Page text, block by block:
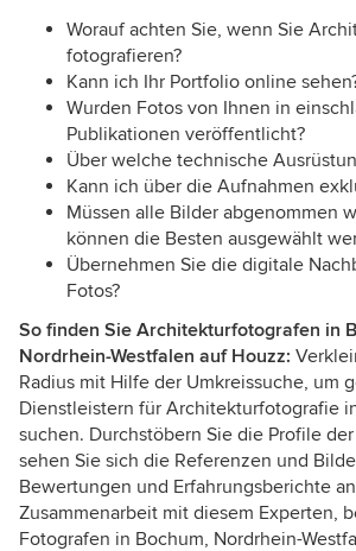
Worauf achten Sie, wenn Sie
fotografieren?
Kann ich Ihr Portfolio online
Wurden Fotos von Ihnen in
Publikationen veröffentlicht?
Über welche technische
Kann ich über die Aufnahmen
Müssen alle Bilder abgenommen
können die Besten ausgewählt
Übernehmen Sie die digitale
Fotos?
So finden Sie Architekturfotografen in
Nordrhein-Westfalen auf Houzz:
Radius mit Hilfe der Umkreissuche, um
Dienstleistern für Architekturfotografie
suchen. Durchstöbern Sie die Profile
sehen Sie sich die Referenzen und
Bewertungen und Erfahrungsberichte
Zusammenarbeit mit diesem Experten,
Fotografen in Bochum, Nordrhein-